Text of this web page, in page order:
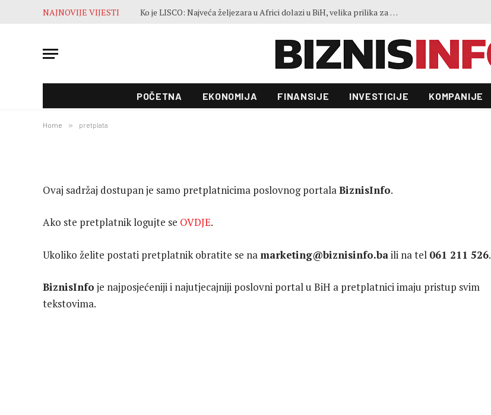
NAJNOVIJE VIJESTI Ko je LISCO: Najveća željezara u Africi dolazi u BiH, velika prilika za domaće kompanije
POČETNA EKONOMIJA FINANSIJE INVESTICIJE KOMPANIJE
Home » pretplata
Ovaj sadržaj dostupan je samo pretplatnicima poslovnog portalaBiznisInfo.
Ako ste pretplatnik logujte se OVDJE.
Ukoliko želite postati pretplatnik obratite se na marketing@biznisinfo.baili na tel 061 211 526.
BiznisInfo je najposjećeniji i najutjecajniji poslovni portal u BiH a pretplatnici imaju pristup svim
tekstovima.